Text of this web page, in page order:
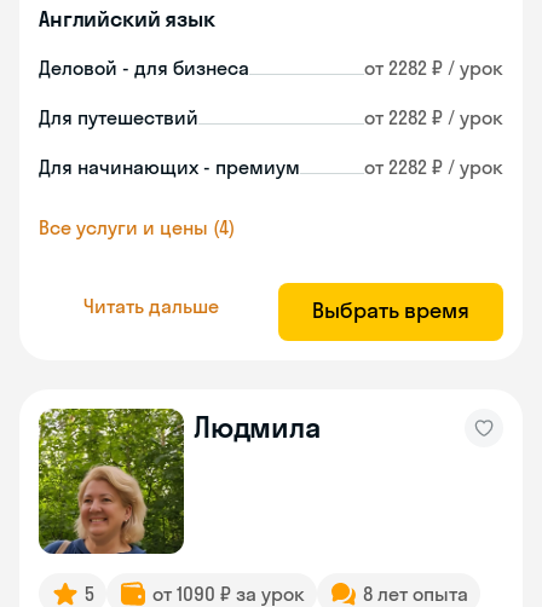
Английский язык
Деловой - для бизнеса от 2282 ₽ / урок
Для путешествий от 2282 ₽ / урок
Для начинающих - премиум от 2282 ₽ / урок
Все услуги и цены (4)
Читать дальше Выбрать время
Людмила
5 от 1090 ₽ за урок
8 лет опыта